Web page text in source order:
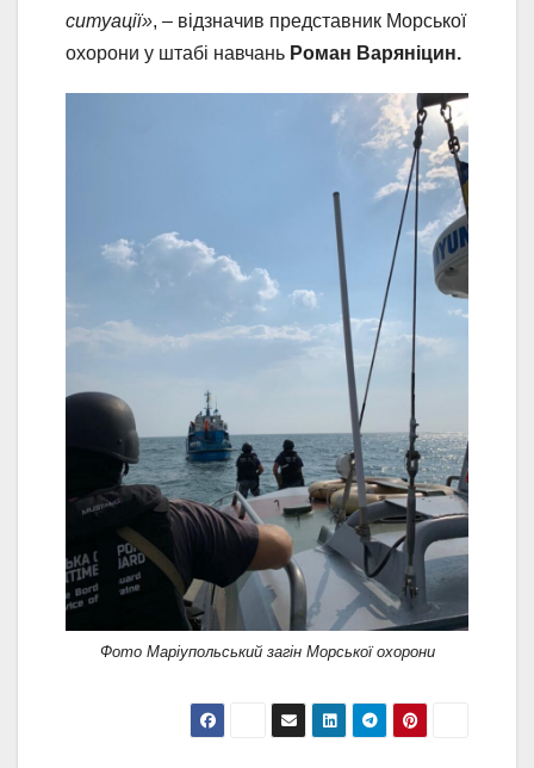
ситуації», – відзначив представник Морської
охорони у штабі навчань Роман Варяніцин.
Фото Маріупольський загін Морської охорони